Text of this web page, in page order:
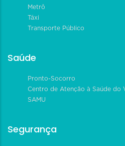
Metrô
Táxi
Transporte Público
Saúde
Pronto-Socorro
Centro de Atenção à Saúde do
SAMU
Segurança